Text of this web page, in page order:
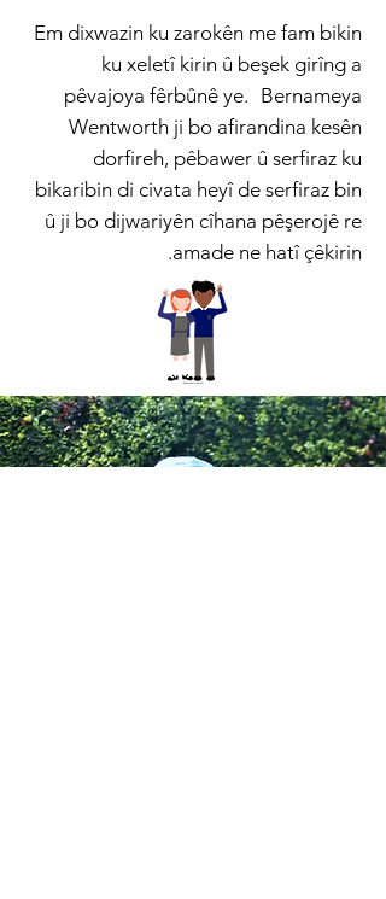
Em dixwazin ku zarokên me fam bikin
ku xeletî kirin û beşek girîng a
pêvajoya fêrbûnê ye. Bernameya
Wentworth ji bo afirandina kesên
dorfireh, pêbawer û serfiraz ku
bikaribin di civata heyî de serfiraz bin
û ji bo dijwariyên cîhana pêşerojê re
amade ne hatî çêkirin.